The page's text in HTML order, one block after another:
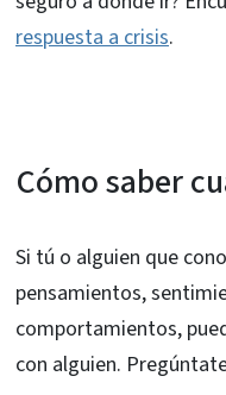
respuesta a crisis.
Cómo saber
Si tú o alguien que
pensamientos,
comportamientos,
con alguien.